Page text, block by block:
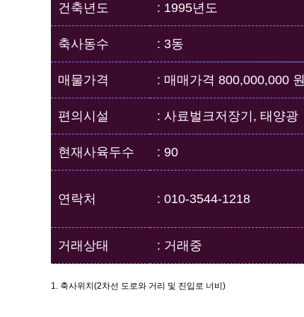
건축년도 : 1995년도
축사동수 : 3동
매물가격 : 매매가격 800,000,000 원
편의시설 : 사료벌크저장기, 태양광
현재사육두수 : 90
연락처 : 010-3544-1218
거래상태 : 거래중
1. 축사위치(2차선 도로와 거리 및 진입로 너비)